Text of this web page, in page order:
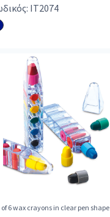
IT2074
of 6 wax crayons in clear pen shape